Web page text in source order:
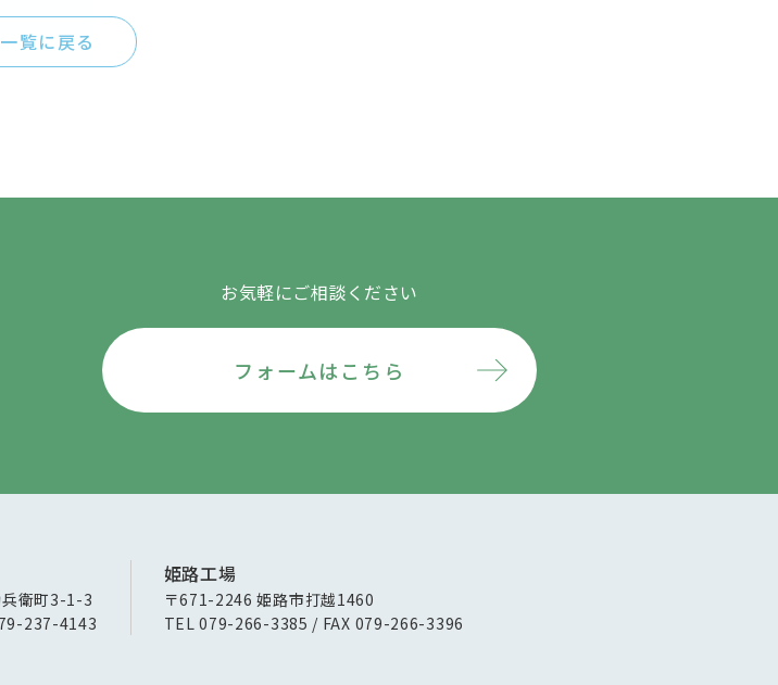
一覧に戻る
お気軽にご相談ください
フォームはこちら
衛町3-1-3
237-4143
姫路工場
〒671-2246 姫路市打越1460
TEL 079-266-3385 / FAX 079-266-3396